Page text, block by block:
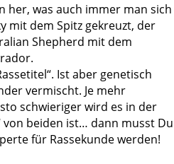
her, was auch immer man sich
mit dem Spitz gekreuzt, der
Shepherd mit dem
Ist aber genetisch
vermischt. Je mehr
schwieriger wird es in der
von beiden ist… dann musst Du
für Rassekunde werden!